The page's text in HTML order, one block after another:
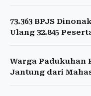
73.363 BPJS
Ulang 32.845
Warga
Jantung dari